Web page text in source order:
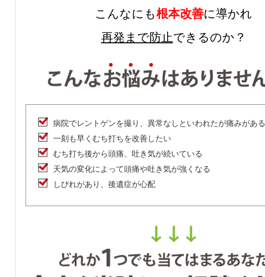
こんなにも根本改善に導かれ
再発まで防止できるのか？
病院でレントゲンを撮り、異常なしといわれたが痛みがある
一刻も早くむち打ちを改善したい
むち打ち後から頭痛、吐き気が続いている
天気の変化によって頭痛や吐き気が強くなる
しびれがあり、後遺症が心配